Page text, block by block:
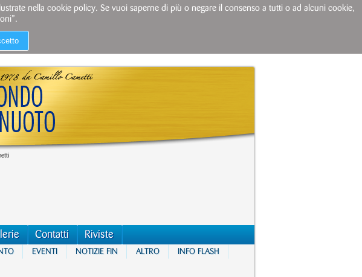
Contatti Riviste
EVENTI NOTIZIE FIN ALTRO INFO FLASH
nella cookie policy. Se vuoi saperne di più o negare il consenso a tutti o ad alcuni cookie,